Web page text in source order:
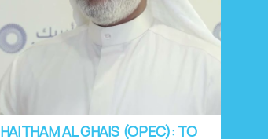
HAITHAM AL GHAIS (OPEC): ΤΟ